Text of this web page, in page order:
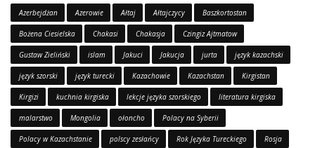
Azerbejdżan Azerowie Ałtaj Ałtajczycy Baszkortostan
Bożena Ciesielska Chakasi Chakasja Czingiz Ajtmatow
Gustaw Zieliński islam Jakuci Jakucja jurta język kazachski
język szorski język turecki Kazachowie Kazachstan Kirgistan
Kirgizi kuchnia kirgiska lekcje języka szorskiego literatura kirgiska
malarstwo Mongolia ołoncho Polacy na Syberii
Polacy w Kazachstanie polscy zesłańcy Rok Języka Tureckiego Rosja